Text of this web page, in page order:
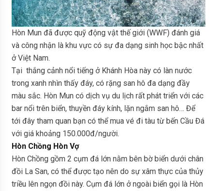
Hòn Mun đã được quỹ động vật thế giới (WWF) đánh giá
và công nhận là khu vực có sự đa dạng sinh học bậc nhất
ở Việt Nam.
Tại thắng cảnh nổi tiếng ở Khánh Hòa này có làn nước
trong xanh nhìn thấy đáy, có rặng san hô đa dạng đầy
màu sắc. Hòn Mun có dịch vụ du lịch rất phát triển với các
bar nổi trên biển, thuyền đáy kính, lặn ngắm san hô… Để
tới đây tham quan bạn có thể mua vé đi tàu từ bến Cầu Đá
với giá khoảng 150.000đ/người.
Hòn Chồng Hòn Vợ
Hòn Chồng gồm 2 cụm đá lớn nằm bên bờ biển dưới chân
đồi La San, có thể được tạo nên do sự xâm thực của thủy
triều lên ngọn đồi này. Cụm đá lớn ở ngoài biển gọi là Hòn